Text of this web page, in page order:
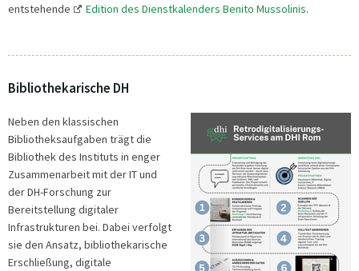
entstehende
Edition des Dienstkalenders Benito Mussolinis.
Bibliothekarische DH
Neben den klassischen
Bibliotheksaufgaben trägt die
Bibliothek des Instituts in enger
Zusammenarbeit mit der IT und
der DH-Forschung zur
Bereitstellung digitaler
Infrastrukturen bei. Dabei verfolgt
sie den Ansatz, bibliothekarische
Erschließung, digitale